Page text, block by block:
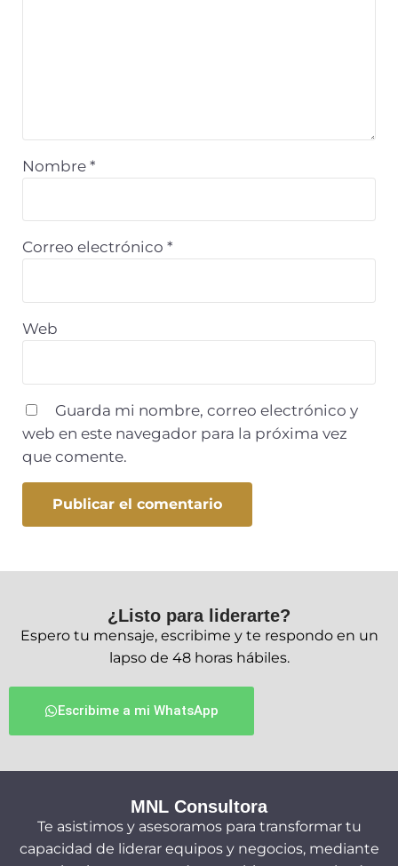
Nombre *
Correo electrónico *
Web
Guarda mi nombre, correo electrónico y
web en este navegador para la próxima vez
que comente.
¿Listo para liderarte?
Espero tu mensaje, escribime y te respondo en un
lapso de 48 horas hábiles.
Escribime a mi WhatsApp
MNL Consultora
Te asistimos y asesoramos para transformar tu
capacidad de liderar equipos y negocios, mediante